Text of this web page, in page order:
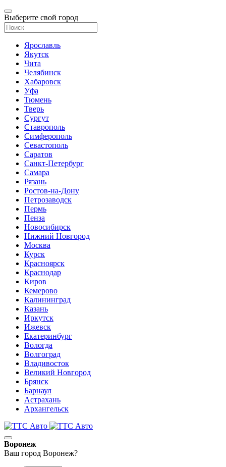
Выберите свой город
Ярославль
Якутск
Чита
Челябинск
Хабаровск
Уфа
Тюмень
Тверь
Сургут
Ставрополь
Симферополь
Севастополь
Саратов
Санкт-Петербург
Самара
Рязань
Ростов-на-Дону
Петрозаводск
Пермь
Пенза
Новосибирск
Нижний Новгород
Москва
Курск
Красноярск
Краснодар
Киров
Кемерово
Калининград
Казань
Иркутск
Ижевск
Екатеринбург
Вологда
Волгоград
Владивосток
Великий Новгород
Брянск
Барнаул
Астрахань
Архангельск
Воронеж
Ваш город Воронеж?